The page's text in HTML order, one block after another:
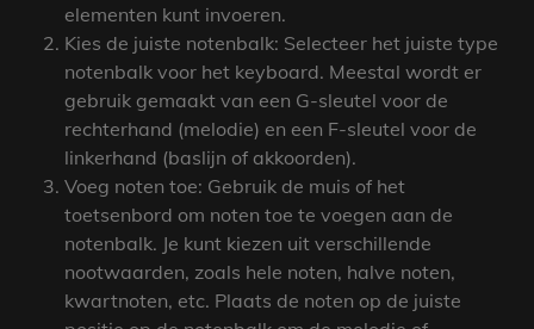
elementen kunt invoeren.
Kies de juiste notenbalk: Selecteer het juiste type
notenbalk voor het keyboard. Meestal wordt er
gebruik gemaakt van een G-sleutel voor de
rechterhand (melodie) en een F-sleutel voor de
linkerhand (baslijn of akkoorden).
Voeg noten toe: Gebruik de muis of het
toetsenbord om noten toe te voegen aan de
notenbalk. Je kunt kiezen uit verschillende
nootwaarden, zoals hele noten, halve noten,
kwartnoten, etc. Plaats de noten op de juiste